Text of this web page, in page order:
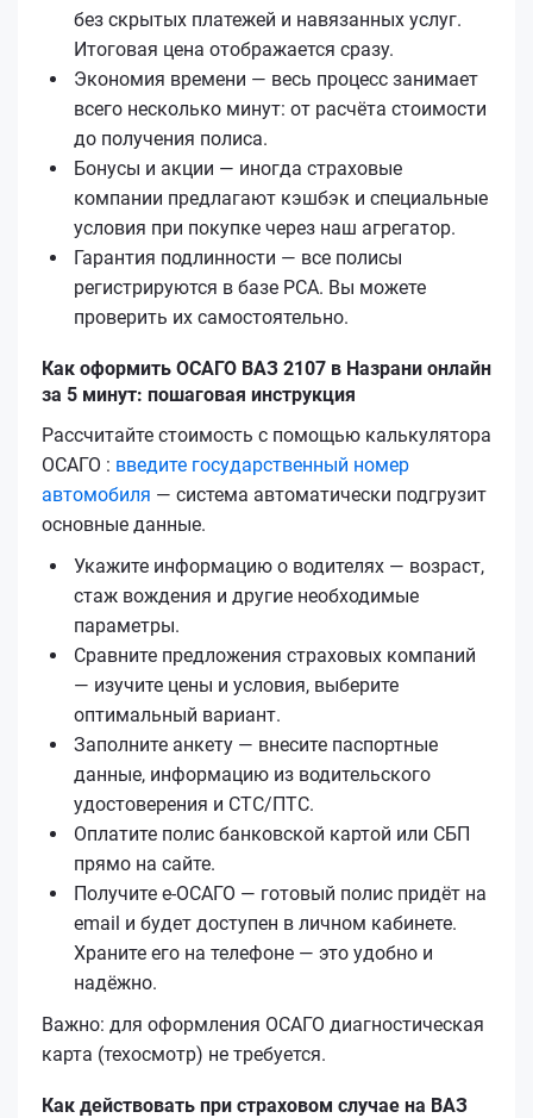
без скрытых платежей и навязанных услуг.
Итоговая цена отображается сразу.
Экономия времени — весь процесс занимает
всего несколько минут: от расчёта стоимости
до получения полиса.
Бонусы и акции — иногда страховые
компании предлагают кэшбэк и специальные
условия при покупке через наш агрегатор.
Гарантия подлинности — все полисы
регистрируются в базе РСА. Вы можете
проверить их самостоятельно.
Как оформить ОСАГО ВАЗ 2107 в Назрани онлайн
за 5 минут: пошаговая инструкция
Рассчитайте стоимость с помощью калькулятора
ОСАГО : введите государственный номер
автомобиля — система автоматически подгрузит
основные данные.
Укажите информацию о водителях — возраст,
стаж вождения и другие необходимые
параметры.
Сравните предложения страховых компаний
— изучите цены и условия, выберите
оптимальный вариант.
Заполните анкету — внесите паспортные
данные, информацию из водительского
удостоверения и СТС/ПТС.
Оплатите полис банковской картой или СБП
прямо на сайте.
Получите е‑ОСАГО — готовый полис придёт на
email и будет доступен в личном кабинете.
Храните его на телефоне — это удобно и
надёжно.
Важно: для оформления ОСАГО диагностическая
карта (техосмотр) не требуется.
Как действовать при страховом случае на ВАЗ